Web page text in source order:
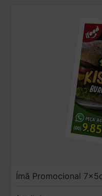
Ímã Promocional